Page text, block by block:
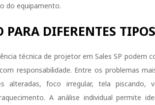
do equipamento.
PARA DIFERENTES
técnica de projetor em Sales SP podem
responsabilidade. Entre os problemas
alteradas, foco irregular, tela piscando,
A análise individual permite